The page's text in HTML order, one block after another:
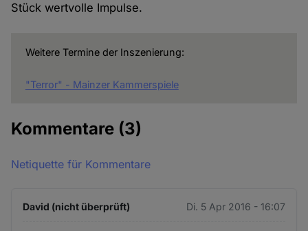
Stück wertvolle Impulse.
Weitere Termine der Inszenierung:
"Terror" - Mainzer Kammerspiele
Kommentare (3)
Netiquette für Kommentare
David (nicht überprüft) Di. 5 Apr 2016 - 16:07